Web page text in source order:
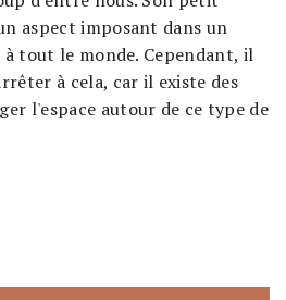
aspect imposant dans un
tout le monde. Cependant, il
à cela, car il existe des
l'espace autour de ce type de